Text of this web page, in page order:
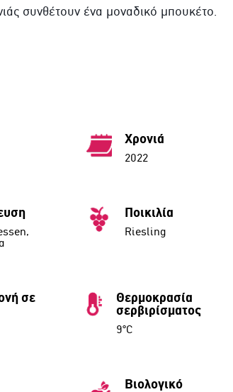
συνθέτουν ένα μοναδικό μπουκέτο.
Χρονιά
2022
Ποικιλία
Riesling
σε
Θερμοκρασία
σερβιρίσματος
9°C
Βιολογικό